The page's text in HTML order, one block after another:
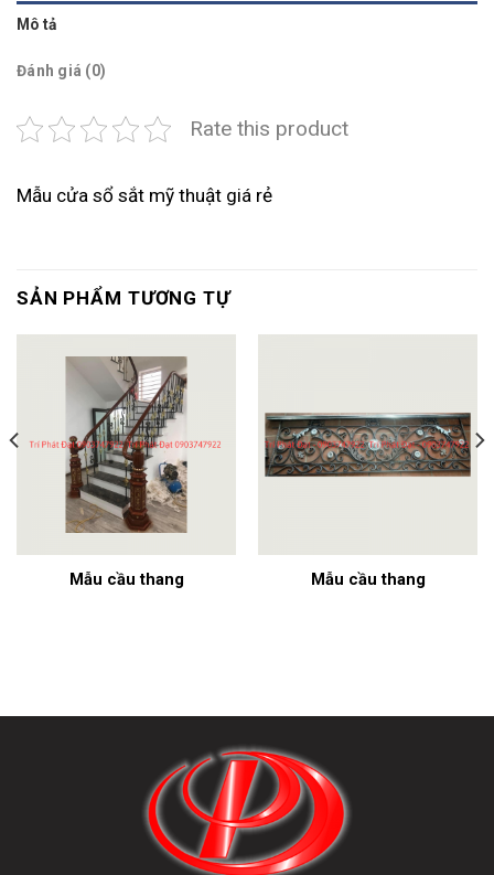
Mô tả
Đánh giá (0)
Rate this product
Mẫu cửa sổ sắt mỹ thuật giá rẻ
SẢN PHẨM TƯƠNG TỰ
Mẫu cầu thang Mẫu cầu thang